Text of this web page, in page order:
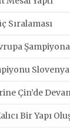
Sıralaması
Slovenya
Çin’de
Bir Yapı